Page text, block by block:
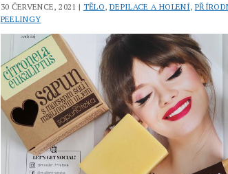
krém
na
ruce
(3
recenze)
30 ČERVENCE, 2021 | TĚLO, DEPILACE A HOLENÍ,
PEELINGY